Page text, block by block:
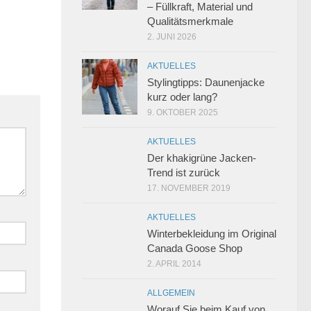
– Füllkraft, Material und
Qualitätsmerkmale
2. JUNI 2026
AKTUELLES
Stylingtipps: Daunenjacke
kurz oder lang?
9. OKTOBER 2025
AKTUELLES
Der khakigrüne Jacken-
Trend ist zurück
17. NOVEMBER 2019
AKTUELLES
Winterbekleidung im Original
Canada Goose Shop
2. APRIL 2014
ALLGEMEIN